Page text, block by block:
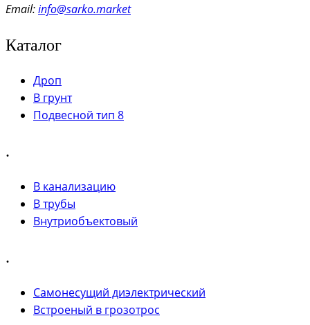
Email:info@sarko.market
Каталог
Дроп
В грунт
Подвесной тип 8
.
В канализацию
В трубы
Внутриобъектовый
.
Самонесущий диэлектрический
Встроеный в грозотрос